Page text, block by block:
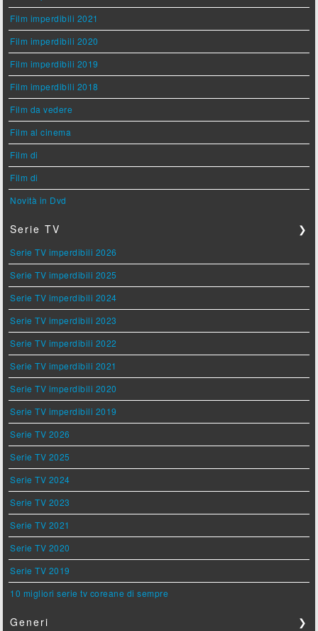
Film imperdibili 2021
Film imperdibili 2020
Film imperdibili 2019
Film imperdibili 2018
Film da vedere
Film al cinema
Film di
Film di
Novità in Dvd
Serie TV ❯
Serie TV imperdibili 2026
Serie TV imperdibili 2025
Serie TV imperdibili 2024
Serie TV imperdibili 2023
Serie TV imperdibili 2022
Serie TV imperdibili 2021
Serie TV imperdibili 2020
Serie TV imperdibili 2019
Serie TV 2026
Serie TV 2025
Serie TV 2024
Serie TV 2023
Serie TV 2021
Serie TV 2020
Serie TV 2019
10 migliori serie tv coreane di sempre
Generi ❯